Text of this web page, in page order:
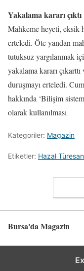
Yakalama kararı çıktı
Mahkeme heyeti, eksik
erteledi. Öte yandan
tutuksuz yargılanmak
yakalama kararı
duruşmayı erteledi.
hakkında ‘Bilişim
olarak kullanılması
Kategoriler: Magazin
Etiketler: Hazal Türesan
Bursa'da Magazin